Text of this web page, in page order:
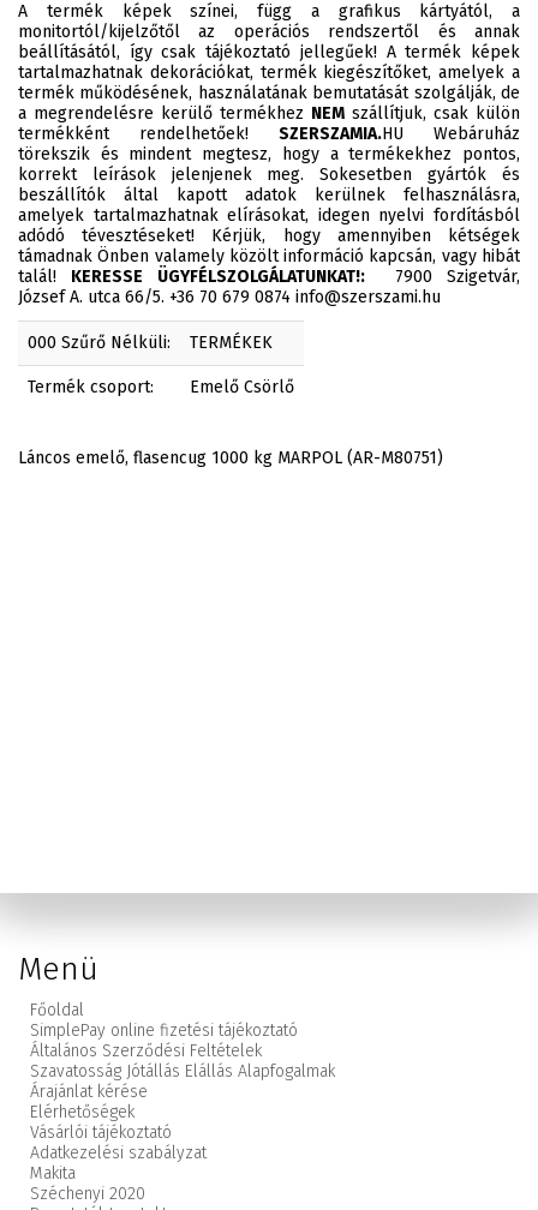
A termék képek színei, függ a grafikus kártyától, a
monitortól/kijelzőtől az operációs rendszertől és annak
beállításától, így csak tájékoztató jellegűek! A termék képek
tartalmazhatnak dekorációkat, termék kiegészítőket, amelyek a
termék működésének, használatának bemutatását szolgálják, de
a megrendelésre kerülő termékhez NEM szállítjuk, csak külön
termékként rendelhetőek! SZERSZAMIA.HU Webáruház
törekszik és mindent megtesz, hogy a termékekhez pontos,
korrekt leírások jelenjenek meg. Sokesetben gyártók és
beszállítók által kapott adatok kerülnek felhasználásra,
amelyek tartalmazhatnak elírásokat, idegen nyelvi fordításból
adódó tévesztéseket! Kérjük, hogy amennyiben kétségek
támadnak Önben valamely közölt információ kapcsán, vagy hibát
talál! KERESSE ÜGYFÉLSZOLGÁLATUNKAT!:7900 Szigetvár,
József A. utca 66/5. +36 70 679 0874 info@szerszami.hu
000 Szűrő Nélküli: TERMÉKEK
Termék csoport: Emelő Csörlő
Láncos emelő, flasencug 1000 kg MARPOL (AR-M80751)
Menü
Főoldal
SimplePay online fizetési tájékoztató
Általános Szerződési Feltételek
Szavatosság Jótállás Elállás Alapfogalmak
Árajánlat kérése
Elérhetőségek
Vásárlói tájékoztató
Adatkezelési szabályzat
Makita
Széchenyi 2020